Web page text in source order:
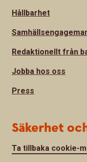
Hållbarhet
Redaktionellt från
Jobba hos oss
Press
Säkerhet
Ta tillbaka cookie-